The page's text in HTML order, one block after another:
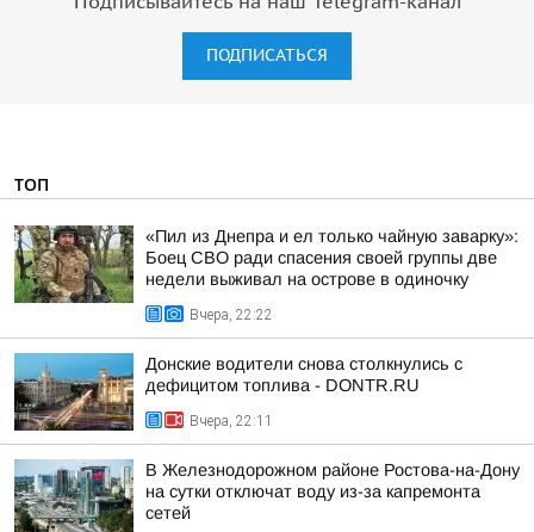
ПОДПИСАТЬСЯ
ТОП
«Пил из Днепра и ел только чайную заварку»:
Боец СВО ради спасения своей группы две
недели выживал на острове в одиночку
Вчера, 22:22
Донские водители снова столкнулись с
дефицитом топлива - DONTR.RU
Вчера, 22:11
В Железнодорожном районе Ростова-на-Дону
на сутки отключат воду из-за капремонта
сетей